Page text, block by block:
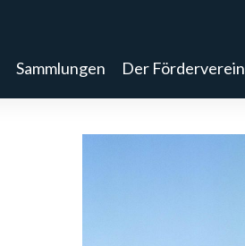
Sammlungen Der Förderverein